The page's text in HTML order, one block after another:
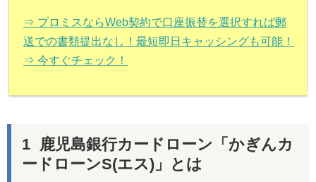
⇒ プロミスならWeb契約で口座振替を選択すれば郵
送での書類提出なし！最短即日キャッシングも可能！
⇒ 今すぐチェック！
鹿児島銀行カードローン「かぎんカ
ードローンS(エス)」とは